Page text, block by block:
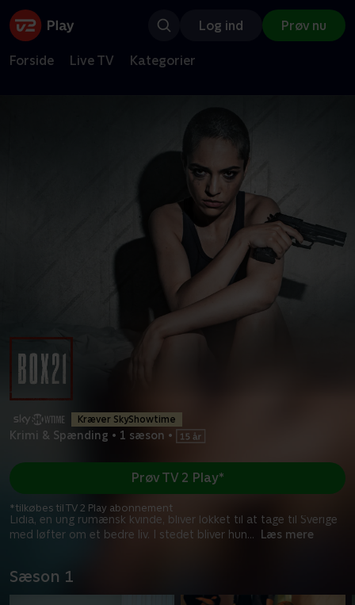
Log ind Prøv nu
Forside Live TV Kategorier
Kræver SkyShowtime
Krimi & Spænding • 1 sæson •
Lidia, en ung rumænsk kvinde, bliver lokket til at tage til Sverige
med løfter om et bedre liv. I stedet bliver hun... Læs mere
Prøv TV 2 Play*
*tilkøbes til TV 2 Play abonnement
Sæson 1